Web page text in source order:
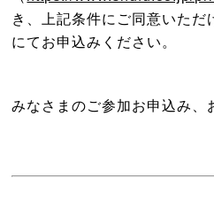
き、上記条件にご同意いただ
にてお申込みください。
みなさまのご参加お申込み、